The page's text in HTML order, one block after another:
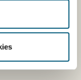
er ikke
lovlige.